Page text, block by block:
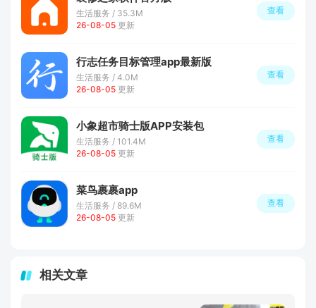
生活服务 / 35.3M
26-08-05 更新
查看
行志任务目标管理app最新版
生活服务 / 4.0M
26-08-05 更新
查看
小象超市骑士版APP安装包
生活服务 / 101.4M
26-08-05 更新
查看
菜鸟裹裹app
生活服务 / 89.6M
26-08-05 更新
查看
相关文章